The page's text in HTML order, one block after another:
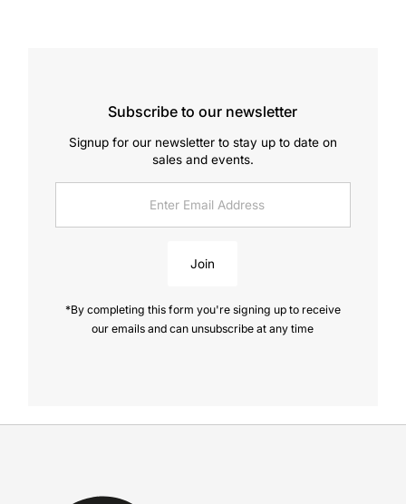
Subscribe to our newsletter
Signup for our newsletter to stay up to date on
sales and events.
Address
Join
*By completing this form you're signing up to receive
our emails and can unsubscribe at any time